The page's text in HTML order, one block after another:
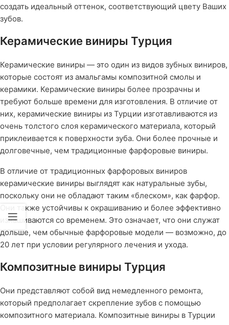
создать идеальный оттенок, соответствующий цвету Ваших
зубов.
Керамические виниры Турция
Керамические виниры — это один из видов зубных виниров,
которые состоят из амальгамы композитной смолы и
керамики. Керамические виниры более прозрачны и
требуют больше времени для изготовления. В отличие от
них, керамические виниры из Турции изготавливаются из
очень толстого слоя керамического материала, который
приклеивается к поверхности зуба. Они более прочные и
долговечные, чем традиционные фарфоровые виниры.
В отличие от традиционных фарфоровых виниров
керамические виниры выглядят как натуральные зубы,
поскольку они не обладают таким «блеском», как фарфор.
Они также устойчивы к окрашиванию и более эффективно
изнашиваются со временем. Это означает, что они служат
дольше, чем обычные фарфоровые модели — возможно, до
20 лет при условии регулярного лечения и ухода.
Композитные виниры Турция
Они представляют собой вид немедленного ремонта,
который предполагает скрепление зубов с помощью
композитного материала. Композитные виниры в Турции